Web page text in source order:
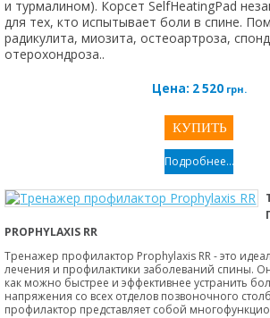
и турмалином). Корсет SelfHeatingPad
для тех, кто испытывает боли в спине.
радикулита, миозита, остеоартроза,
отерохондроза..
Цена: 2 520грн.
Подробнее...
PROPHYLAXIS RR
Тренажер профилактор Prophylaxis RR - это
лечения и профилактики заболеваний спины.
как можно быстрее и эффективнее устранить
напряжения со всех отделов позвоночного
профилактор представляет собой